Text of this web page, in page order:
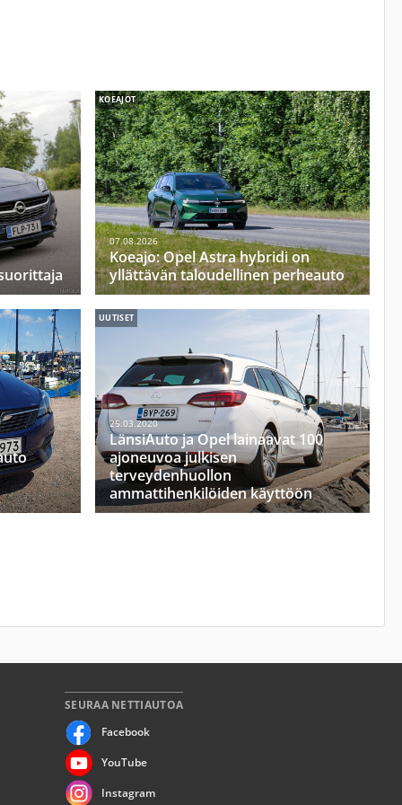
KOEAJOT
07.08.2026
Koeajo: Opel Astra hybridi on
yllättävän taloudellinen perheauto
UUTISET
25.03.2020
LänsiAuto ja Opel lainaavat 100
ajoneuvoa julkisen
terveydenhuollon
ammattihenkilöiden käyttöön
SEURAA NETTIAUTOA
Facebook
YouTube
Instagram